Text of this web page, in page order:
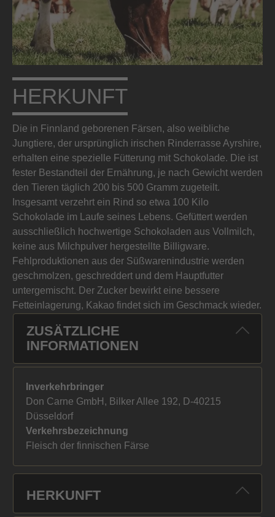
HERKUNFT
Die in Finnland geborenen Färsen, also weibliche
Jungtiere, der ursprünglich irischen Rinderrasse Ayrshire,
erhalten eine spezielle Fütterung mit Schokolade. Die ist
fester Bestandteil der Ernährung, je nach Gewicht werden
den Tieren täglich 200 bis 500 Gramm zugeteilt.
Insgesamt verzehrt ein Rind so etwa 100 Kilo
Schokolade im Laufe seines Lebens. Gefüttert werden
ausschließlich hochwertige Schokoladen aus Vollmilch,
keine aus Milchpulver hergestellte Billigware.
Fehlproduktionen aus der Süßwarenindustrie werden
geschmolzen, geschreddert und dem Hauptfutter
untergemischt. Der Zucker bewirkt eine bessere
Fetteinlagerung, Kakao findet sich im Geschmack wieder.
ZUSÄTZLICHE
INFORMATIONEN
Inverkehrbringer
Don Carne GmbH, Bilker Allee 192, D-40215
Düsseldorf
Verkehrsbezeichnung
Fleisch der finnischen Färse
HERKUNFT